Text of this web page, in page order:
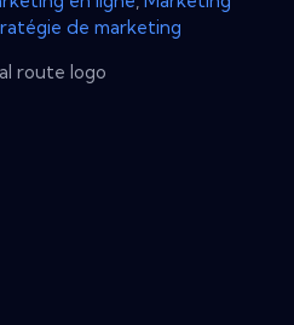
de marketing